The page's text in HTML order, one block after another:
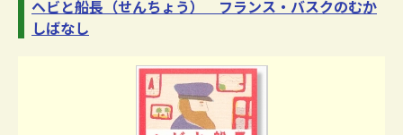
ヘビと船長（せんちょう） フランス・バスクのむか
しばなし